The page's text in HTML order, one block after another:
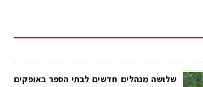
שלושה מנהלים חדשים לבתי הספר באופקים